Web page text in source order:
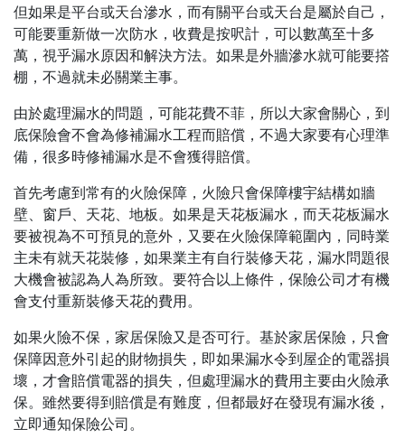
但如果是平台或天台滲水，而有關平台或天台是屬於自己，
可能要重新做一次防水，收費是按呎計，可以數萬至十多
萬，視乎漏水原因和解決方法。如果是外牆滲水就可能要撘
棚，不過就未必關業主事。
由於處理漏水的問題，可能花費不菲，所以大家會關心，到
底保險會不會為修補漏水工程而賠償，不過大家要有心理準
備，很多時修補漏水是不會獲得賠償。
首先考慮到常有的火險保障，火險只會保障樓宇結構如牆
壁、窗戶、天花、地板。如果是天花板漏水，而天花板漏水
要被視為不可預見的意外，又要在火險保障範圍內，同時業
主未有就天花裝修，如果業主有自行裝修天花，漏水問題很
大機會被認為人為所致。要符合以上條件，保險公司才有機
會支付重新裝修天花的費用。
如果火險不保，家居保險又是否可行。基於家居保險，只會
保障因意外引起的財物損失，即如果漏水令到屋企的電器損
壞，才會賠償電器的損失，但處理漏水的費用主要由火險承
保。雖然要得到賠償是有難度，但都最好在發現有漏水後，
立即通知保險公司。